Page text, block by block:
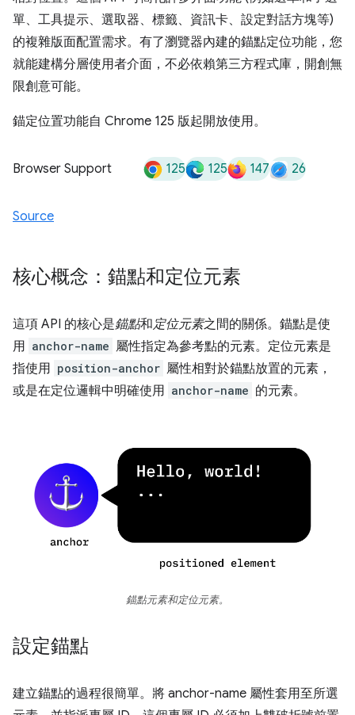
單、工具提示、選取器、標籤、資訊卡、設定對話方塊等)
的複雜版面配置需求。有了瀏覽器內建的錨點定位功能，您
就能建構分層使用者介面，不必依賴第三方程式庫，開創無
限創意可能。
錨定位置功能自 Chrome 125 版起開放使用。
Browser Support 125 125 147 26
Source
核心概念：錨點和定位元素
這項 API 的核心是錨點和定位元素之間的關係。錨點是使
用 anchor-name 屬性指定為參考點的元素。定位元素是
指使用 position-anchor 屬性相對於錨點放置的元素，
或是在定位邏輯中明確使用 anchor-name 的元素。
錨點元素和定位元素。
設定錨點
建立錨點的過程很簡單。將 anchor-name 屬性套用至所選